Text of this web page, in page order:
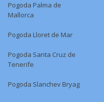
Pogoda Palma de
Mallorca
Pogoda Lloret de Mar
Pogoda Santa Cruz de
Tenerife
Pogoda Slanchev Bryag